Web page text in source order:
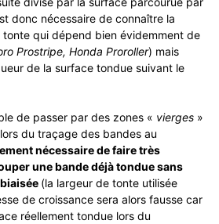
donc nécessaire de connaître la
tonte qui dépend bien évidemment de
Prostripe, Honda Proroller) mais
de la surface tondue suivant le
de passer par des zones « vierges »
du traçage des bandes au
nécessaire de faire très
une bande déjà tondue sans
(la largeur de tonte utilisée
de croissance sera alors fausse car
réellement tondue lors du